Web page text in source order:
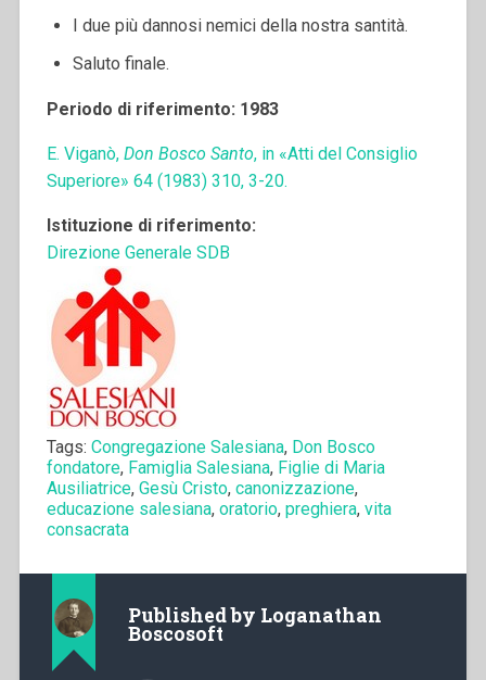
I due più dannosi nemici della nostra santità.
Saluto finale.
Periodo di riferimento: 1983
E. Viganò, Don Bosco Santo, in «Atti del Consiglio
Superiore» 64 (1983) 310, 3-20.
Istituzione di riferimento:
Direzione Generale SDB
Tags: Congregazione Salesiana, Don Bosco
fondatore, Famiglia Salesiana, Figlie di Maria
Ausiliatrice, Gesù Cristo, canonizzazione,
educazione salesiana, oratorio, preghiera, vita
consacrata
Published by Loganathan
Boscosoft